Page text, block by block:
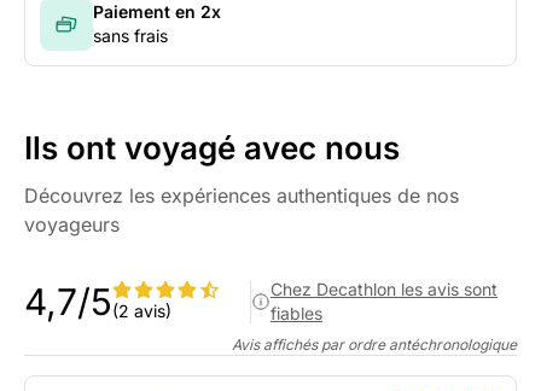
Paiement en 2x
sans frais
Ils ont voyagé avec nous
Découvrez les expériences authentiques de nos
voyageurs
4,7/5(2 avis)
Chez Decathlon les avis sont
fiables
Avis affichés par ordre antéchronologique